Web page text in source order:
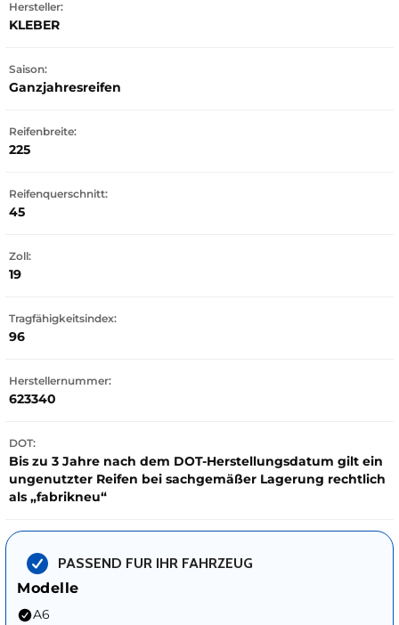
Hersteller:
KLEBER
Saison:
Ganzjahresreifen
Reifenbreite:
225
Reifenquerschnitt:
45
Zoll:
19
Tragfähigkeitsindex:
96
Herstellernummer:
623340
DOT:
Bis zu 3 Jahre nach dem DOT-Herstellungsdatum gilt ein
ungenutzter Reifen bei sachgemäßer Lagerung rechtlich
als „fabrikneu“
PASSEND FUR IHR FAHRZEUG
Modelle
A6